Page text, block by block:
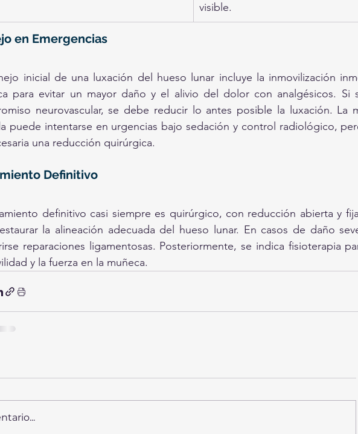
visible.
en Emergencias
inicial de una luxación del hueso lunar incluye la inmovilización
para evitar un mayor daño y el alivio del dolor con analgésicos. Si
neurovascular, se debe reducir lo antes posible la luxación. La
puede intentarse en urgencias bajo sedación y control radiológico,
una reducción quirúrgica.
Definitivo
definitivo casi siempre es quirúrgico, con reducción abierta y
la alineación adecuada del hueso lunar. En casos de daño
reparaciones ligamentosas. Posteriormente, se indica fisioterapia
y la fuerza en la muñeca.